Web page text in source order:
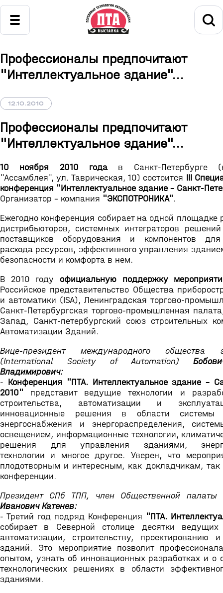
Профессионалы предпочитают
"Интеллектуальное здание"...
12.10.2010
Профессионалы предпочитают
"Интеллектуальное здание"...
10 ноября 2010 годав Санкт-Петербурге
"Ассамблея", ул. Таврическая, 10) состоится III
конференция "Интеллектуальное здание – Санкт-
Организатор - компания "ЭКСПОТРОНИКА".
Ежегодно конференция собирает на одной площадке
дистрибьюторов, системных интеграторов
поставщиков оборудования и компонентов
расхода ресурсов, эффективного управления
безопасности и комфорта в нем.
В 2010 году официальную поддержку
Российское представительство Общества
и автоматики (ISA), Ленинградская торгово-
Санкт-Петербургская торгово-промышленная
Запад, Санкт-петербургский союз строительных
Автоматизации Зданий.
Вице-президент международного общества
(International Society of Automation)
Владимирович:
- Конференция "ПТА. Интеллектуальное здание –
2010" представит ведущие технологии и
строительства, автоматизации и
инновационные решения в области системы
энергоснабжения и энергораспределения,
освещением, информационные технологии,
решения для управления зданиями,
технологии и многое другое. Уверен, что
плодотворным и интересным, как докладчикам,
конференции.
Президент СПб ТПП, член Общественной
Иванович Катенев:
- Третий год подряд Конференция "ПТА.
собирает в Северной столице десятки ведущих
автоматизации, строительству, проектированию
зданий. Это мероприятие позволит
опытом, узнать об инновационных разработках и
технологических решениях в области
зданиями.